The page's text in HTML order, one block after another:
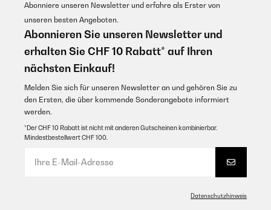
Abonniere unseren Newsletter und erfahre als Erster von
unseren besten Angeboten.
Abonnieren Sie unseren Newsletter und
erhalten Sie CHF 10 Rabatt* auf Ihren
nächsten Einkauf!
Melden Sie sich für unseren Newsletter an und gehören Sie zu
den Ersten, die über kommende Sonderangebote informiert
werden.
*Der CHF 10 Rabatt ist nicht mit anderen Gutscheinen kombinierbar.
Mindestbestellwert CHF 100.
Datenschutzhinweis